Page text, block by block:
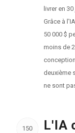
livrer en
Grâce à
50 000 $
moins de
deuxième
ne sont
150
L'IA